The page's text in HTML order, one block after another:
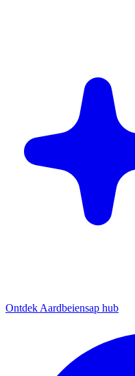
Ontdek Aardbeiensap hub